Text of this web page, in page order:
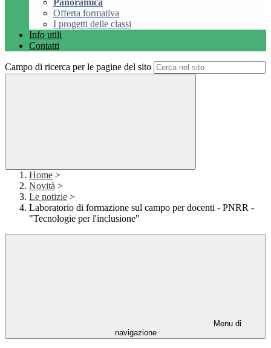
Panoramica
Offerta formativa
I progetti delle classi
Info utili
Contatti
Campo di ricerca per le pagine del sito
Home >
Novità >
Le notizie >
Laboratorio di formazione sul campo per docenti - PNRR -
"Tecnologie per l'inclusione"
Menu di
navigazione